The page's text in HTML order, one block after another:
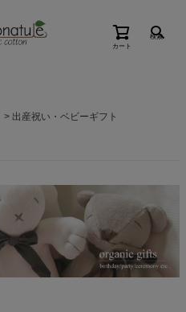
カート
検索
出産祝い・ベビーギフト